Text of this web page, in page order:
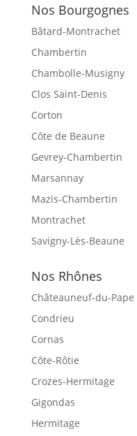
Nos Bourgognes
Bâtard-Montrachet
Chambertin
Chambolle-Musigny
Clos Saint-Denis
Corton
Côte de Beaune
Gevrey-Chambertin
Marsannay
Mazis-Chambertin
Montrachet
Savigny-Lès-Beaune
Nos Rhônes
Châteauneuf-du-Pape
Condrieu
Cornas
Côte-Rôtie
Crozes-Hermitage
Gigondas
Hermitage